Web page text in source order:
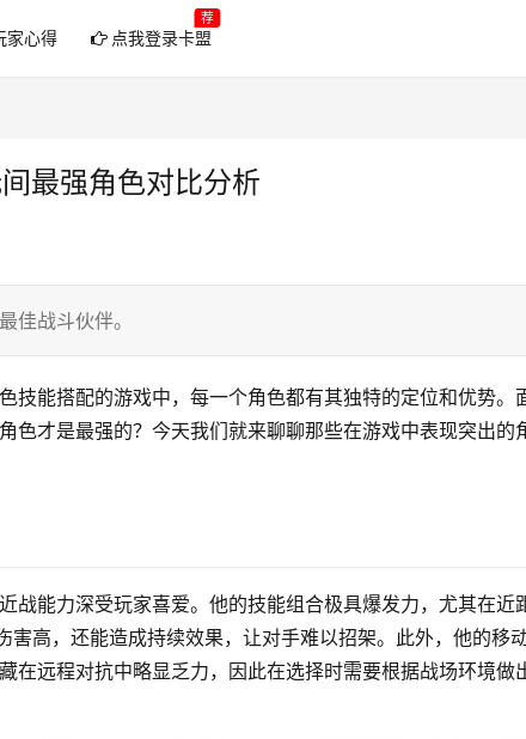
家心得 点我登录卡盟
荐
最强角色对比分析
佳战斗伙伴。
技能搭配的游戏中，每一个角色都有其独特的定位和优势。
色才是最强的？今天我们就来聊聊那些在游戏中表现突出的
战能力深受玩家喜爱。他的技能组合极具爆发力，尤其在近
害高，还能造成持续效果，让对手难以招架。此外，他的移
在远程对抗中略显乏力，因此在选择时需要根据战场环境做